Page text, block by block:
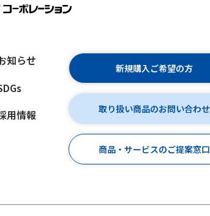
知らせ
用情報
新規購入ご希望の方
取り扱い商品のお問い合わせ
商品・サービスのご提案窓口